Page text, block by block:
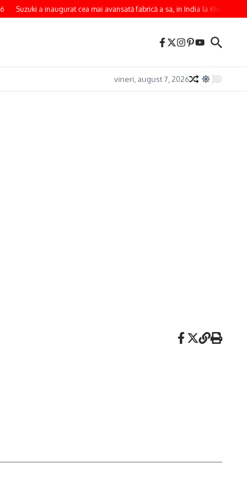
Suzuki a inaugurat cea mai avansată fabrică a sa, in India la Kharkhoda
vineri, august 7, 2026